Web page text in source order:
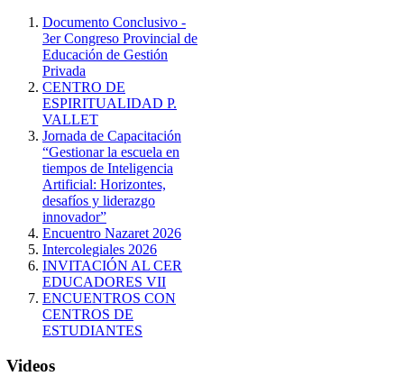
Documento Conclusivo -
3er Congreso Provincial de
Educación de Gestión
Privada
CENTRO DE
ESPIRITUALIDAD P.
VALLET
Jornada de Capacitación
“Gestionar la escuela en
tiempos de Inteligencia
Artificial: Horizontes,
desafíos y liderazgo
innovador”
Encuentro Nazaret 2026
Intercolegiales 2026
INVITACIÓN AL CER
EDUCADORES VII
ENCUENTROS CON
CENTROS DE
ESTUDIANTES
Videos